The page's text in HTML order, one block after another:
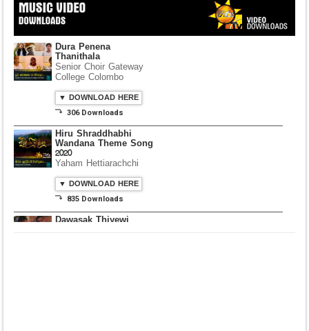
Dura Penena
Thanithala
Senior Choir Gateway
College Colombo
▼ DOWNLOAD HERE
⤵ 306 Downloads
Hiru Shraddhabhi
Wandana Theme Song
2020
Yaham Hettiarachchi
▼ DOWNLOAD HERE
⤵ 835 Downloads
Dawasak Thiyewi